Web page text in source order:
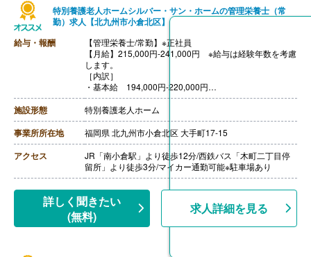
特別養護老人ホームシルバー・サン・ホームの管理栄養士（常
勤）求人【北九州市小倉北区】
給与・報酬
【管理栄養士/常勤】※正社員
【月給】215,000円-241,000円 ※給与は経験年数を考慮
します。
［内訳］
・基本給 194,000円-220,000円
・資格手当 15,000円
・職務給手当 6,000円
［その他手当］
・扶養手当 ※支給条件あり
【賞与】年2回（計3.40ヶ月分）※前年度実績
【通勤手当】あり（上限21,000円/月）
【昇給】あり（1月あたり700円-1,200円）※前年度実績
【退職金】あり※勤続1年以上、退職金共済加入
施設形態 特別養護老人ホーム
事業所所在地 福岡県 北九州市小倉北区 大手町17-15
アクセス
JR「南小倉駅」より徒歩12分/西鉄バス「木町二丁目停
留所」より徒歩3分/マイカー通勤可能※駐車場あり
詳しく聞きたい
(無料)
求人詳細を見る